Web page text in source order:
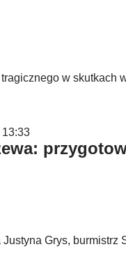
w
Grys, burmistrz